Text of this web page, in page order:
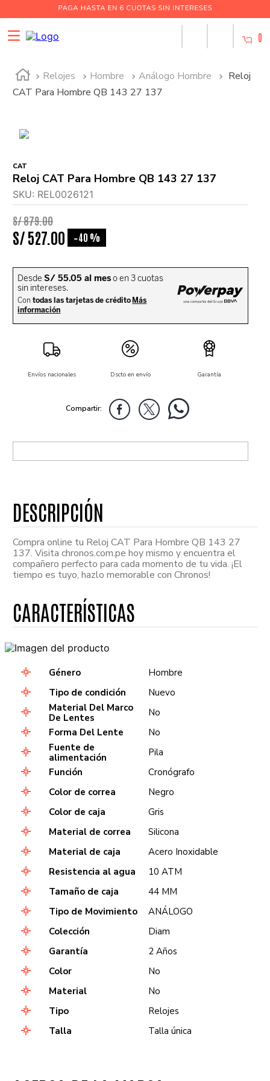
0
Relojes Hombre Análogo Hombre
Reloj
CAT Para Hombre QB 143 27 137
CAT
Reloj CAT Para Hombre QB 143 27 137
SKU: REL0026121
S/879.00
S/527. 00 -40 %
Envíos nacionales Dscto en envío Garantía
Compra online tu Reloj CAT Para Hombre QB 143 27
137. Visita chronos.com.pe hoy mismo y encuentra el
compañero perfecto para cada momento de tu vida. ¡El
tiempo es tuyo, hazlo memorable con Chronos!
Género
Hombre
Tipo de condición
Nuevo
Material Del Marco
De Lentes
No
Forma Del Lente
No
Fuente de
alimentación
Pila
Función
Cronógrafo
Color de correa
Negro
Color de caja
Gris
Material de correa
Silicona
Material de caja
Acero Inoxidable
Resistencia al agua
10 ATM
Tamaño de caja
44 MM
Tipo de Movimiento
ANÁLOGO
Colección
Diam
Garantía
2 Años
Color
No
Material
No
Tipo
Relojes
Talla
Talla única